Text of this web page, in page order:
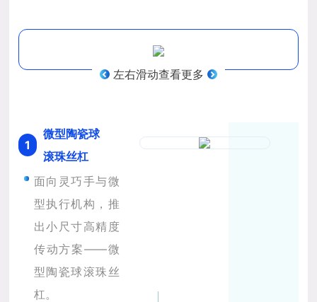
左右滑动查看更多
1
微型陶瓷球
滚珠丝杠
面向灵巧手与微
型执行机构，推
出小尺寸高精度
传动方案——微
型陶瓷球滚珠丝
杠。